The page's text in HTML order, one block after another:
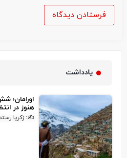
یادداشت
اورامان؛
هنوز در
✍: زکریا